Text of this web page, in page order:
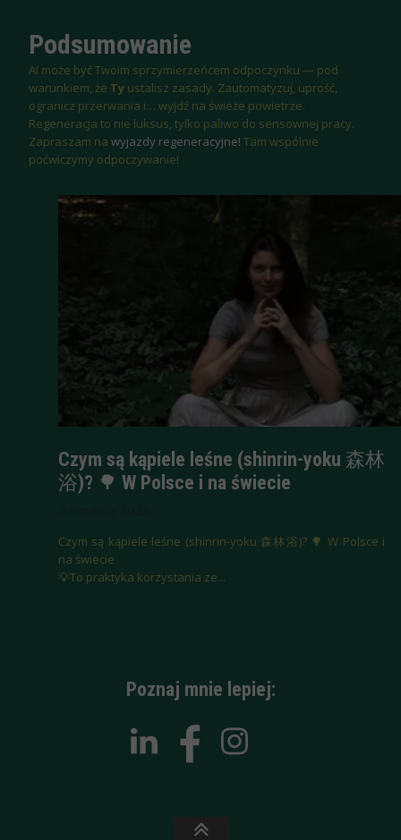
Podsumowanie
AI może być Twoim sprzymierzeńcem odpoczynku — pod
warunkiem, że Ty ustalisz zasady. Zautomatyzuj, uprość,
ogranicz przerwania i… wyjdź na świeże powietrze.
Regeneracja to nie luksus, tylko paliwo do sensownej pracy.
Zapraszam na wyjazdy regeneracyjne! Tam wspólnie
poćwiczymy odpoczywanie!
Czym są kąpiele leśne (shinrin-yoku 森林
浴)? 🌳 W Polsce i na świecie
Czym są kąpiele leśne (shinrin-yoku 森林浴)? 🌳 W Polsce i
na świecie
💡To praktyka korzystania ze...
Poznaj mnie lepiej: